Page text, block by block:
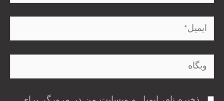
ایمیل*
وبگاه